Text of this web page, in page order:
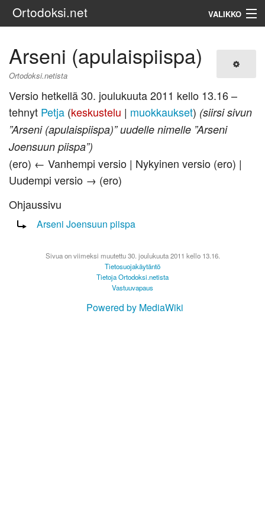
Ortodoksi.net VALIKKO
Arseni (apulaispiispa)
Ortodoksi.netista
Versio hetkellä 30. joulukuuta 2011 kello 13.16 –
tehnyt Petja (keskustelu | muokkaukset) (siirsi sivun
”Arseni (apulaispiispa)” uudelle nimelle ”Arseni
Joensuun piispa”)
(ero) ← Vanhempi versio | Nykyinen versio (ero) |
Uudempi versio → (ero)
Ohjaussivu
Ohjaus sivulle:
Arseni Joensuun piispa
Sivua on viimeksi muutettu 30. joulukuuta 2011 kello 13.16.
Tietosuojakäytäntö
Tietoja Ortodoksi.netista
Vastuuvapaus
Powered by MediaWiki